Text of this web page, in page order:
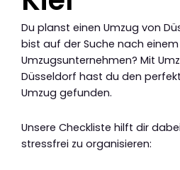
Du planst einen Umzug von
bist auf der Suche nach
Umzugsunternehmen? Mit
Düsseldorf hast du den
Umzug gefunden.
Unsere Checkliste hilft dir
stressfrei zu organisieren: